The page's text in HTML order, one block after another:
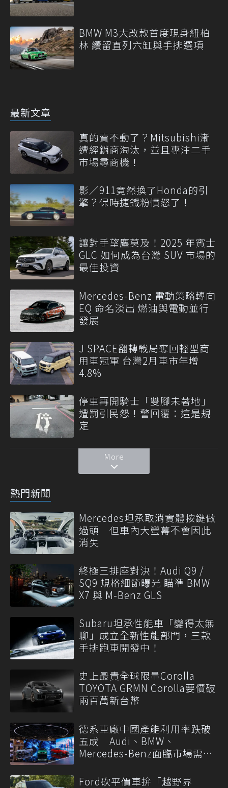
BMW M3大改款首度現身紐柏
林 續留直列六缸與手排選項
最新文章
真的賣不動了？Mitsubishi漸
遭經銷商淘汰，並且專注二手
市場尋商機！
影／911竟然換了Honda的引
擎？保時捷鐵粉憤怒了！
讓對手望塵莫及！2025 年賓士
GLC 如何成為台灣 SUV 市場的
最佳投資
Mercedes-Benz 電動策略轉向
EQ 命名淡出 燃油與電動並行
發展
J SPACE翻轉戰局奪回輕型商
用車冠軍 台灣2月車市年增
4.8%
停車再開騎士「雙腳未著地」
遭罰引民怨！警回覆：這是規
定
More
熱門新聞
Mercedes坦承取消實體按鍵做
過頭 但車內大螢幕不會因此
消失
終極三排座對決！Audi Q9 /
SQ9 規格細節曝光 瞄準 BMW
X7 與 M-Benz GLS
Subaru坦承性能車「變得太無
聊」成立全新性能部門，三款
手排跑車開發中！
史上最貴全球限量Corolla
TOYOTA GRMN Corolla要價破
兩百萬新台幣
德系車廠中國產能利用率跌破
五成 Audi、BMW、
Mercedes-Benz面臨市場需求
Ford砍平價車拚「越野界